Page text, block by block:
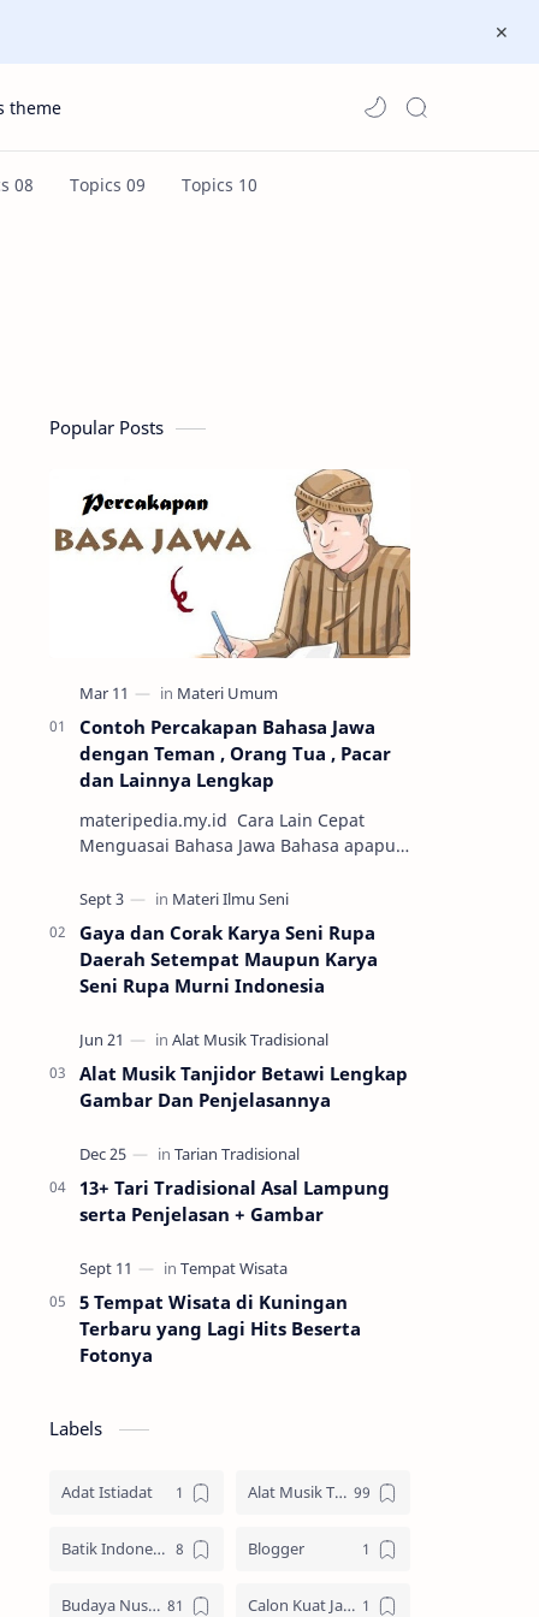
theme
Popular Posts
Contoh Percakapan Bahasa Jawa
dengan Teman , Orang Tua , Pacar
dan Lainnya Lengkap
materipedia.my.id Cara Lain Cepat
Menguasai Bahasa Jawa Bahasa apapun
percakapan maka semakin mudah untuk
dikuasai. Sa…
Gaya dan Corak Karya Seni Rupa
Daerah Setempat Maupun Karya
Seni Rupa Murni Indonesia
Alat Musik Tanjidor Betawi Lengkap
Gambar Dan Penjelasannya
13+ Tari Tradisional Asal Lampung
serta Penjelasan + Gambar
5 Tempat Wisata di Kuningan
Terbaru yang Lagi Hits Beserta
Fotonya
Labels
Adat Istiadat Alat Musik Tradisional
Batik Indonesia Blogger
Budaya Nusantara Calon Kuat Jadi Panglima TNI